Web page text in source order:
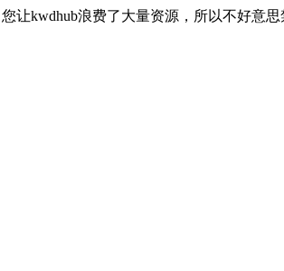
让kwdhub浪费了大量资源，所以不好意